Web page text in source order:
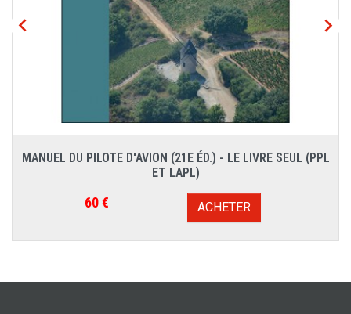

MANUEL DU PILOTE D'AVION (21E ÉD.) - LE LIVRE SEUL (PPL
ET LAPL)
Prix
60 € ACHETER
